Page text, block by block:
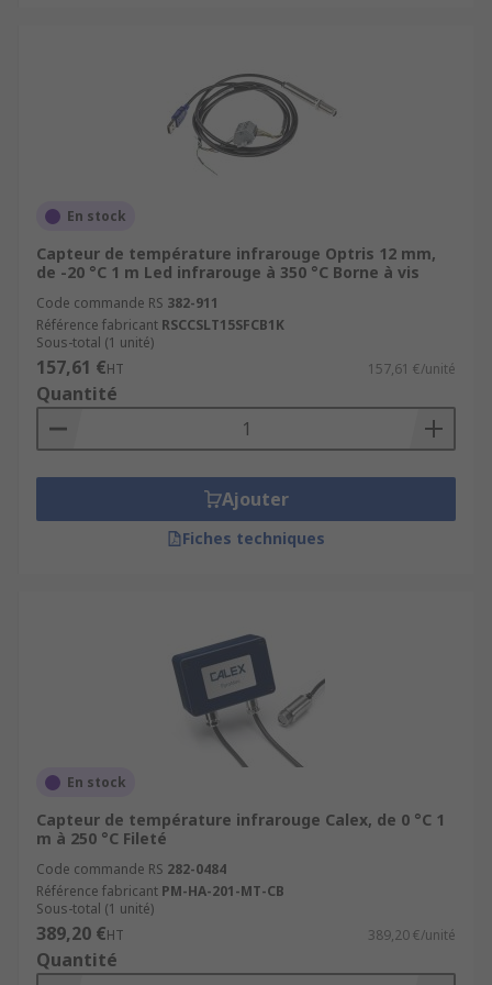
Modules compacts et légers pour intégrer
un capteur facilement dans un dispositif
température d’une pièce mécanique, effectuer
surveiller la température d’un objet thermique,
chaque type de capteur est conçu pour offrir une
précision optimale.
Marques de référence et modèles
disponibles
marques reconnues dans le domaine de la
mesure infrarouge :
: spécialiste des pyromètres
infrarouges à haute précision, avec une
large plage de mesure.
: solutions innovantes avec options
numériques et analogiques, idéales pour
Chaque produit est accompagné de fiches
techniques détaillées pour vous aider à choisir le
capteur le plus adapté à votre application.
Pourquoi commander vos capteurs
En stock
Capteur de température infrarouge Optris 12 mm,
de -20 °C 1 m Led infrarouge à 350 °C Borne à vis
Code commande RS 382-911
Référence fabricant RSCCSLT15SFCB1K
Sous-total (1 unité)
157,61 €HT 157,61 €/unité
Quantité
Ajouter
Fiches techniques
En stock
Capteur de température infrarouge Calex, de 0 °C 1
m à 250 °C Fileté
Code commande RS 282-0484
Référence fabricant PM-HA-201-MT-CB
Sous-total (1 unité)
389,20 €HT 389,20 €/unité
Quantité